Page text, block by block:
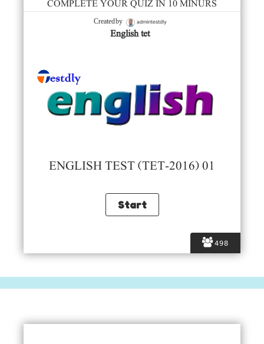
498
COMPLETE YOUR QUIZ IN 10 MINURS
Created by admintestdly
English tet
ENGLISH TEST (TET-2016) 01